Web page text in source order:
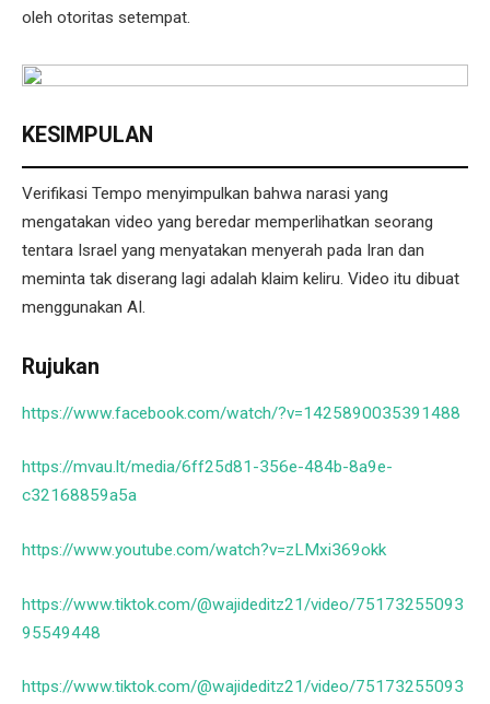
oleh otoritas setempat.
KESIMPULAN
Verifikasi Tempo menyimpulkan bahwa narasi yang
mengatakan video yang beredar memperlihatkan seorang
tentara Israel yang menyatakan menyerah pada Iran dan
meminta tak diserang lagi adalah klaim keliru. Video itu dibuat
menggunakan AI.
Rujukan
https://www.facebook.com/watch/?v=1425890035391488
https://mvau.lt/media/6ff25d81-356e-484b-8a9e-
c32168859a5a
https://www.youtube.com/watch?v=zLMxi369okk
https://www.tiktok.com/@wajideditz21/video/75173255093
95549448
https://www.tiktok.com/@wajideditz21/video/75173255093